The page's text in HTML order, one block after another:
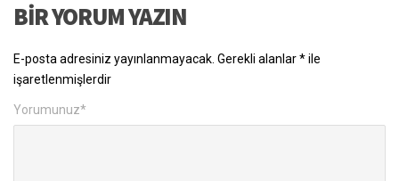
BIR YORUM YAZIN
E-posta adresiniz yayınlanmayacak. Gerekli alanlar*ile
işaretlenmişlerdir
Yorumunuz*